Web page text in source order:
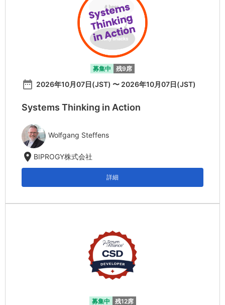
募集中 残9席
date_range 2026年10月07日(JST) 〜 2026年10月07日(JST)
Systems Thinking in Action
Wolfgang Steffens
location_on BIPROGY株式会社
詳細
募集中 残12席